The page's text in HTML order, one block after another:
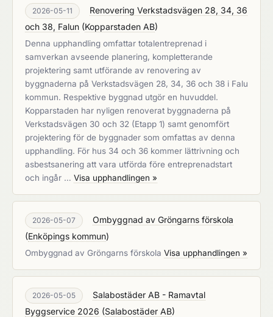
2026-05-11
Renovering Verkstadsvägen 28, 34, 36
och 38, Falun (Kopparstaden AB)
Denna upphandling omfattar totalentreprenad i
samverkan avseende planering, kompletterande
projektering samt utförande av renovering av
byggnaderna på Verkstadsvägen 28, 34, 36 och 38 i Falu
kommun. Respektive byggnad utgör en huvuddel.
Kopparstaden har nyligen renoverat byggnaderna på
Verkstadsvägen 30 och 32 (Etapp 1) samt genomfört
projektering för de byggnader som omfattas av denna
upphandling. För hus 34 och 36 kommer lättrivning och
asbestsanering att vara utförda före entreprenadstart
och ingår … Visa upphandlingen »
2026-05-07
Ombyggnad av Gröngarns förskola
(Enköpings kommun)
Ombyggnad av Gröngarns förskola Visa upphandlingen »
2026-05-05
Salabostäder AB - Ramavtal
Byggservice 2026 (Salabostäder AB)